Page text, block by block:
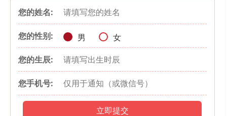
二、属鼠人2023年财富运势
属鼠人今年财运平平，因流年缺少与财运有关的吉星拱照，所以
无论在正财上还是偏财上都没有看到爆发的迹象。属鼠人今年是多劳
外快。若遇到意外变故，还会蒙受金钱和时间上的双重损失，要做好
偏财方面劳而无功的心理准备。
正财方面，依靠主业的工资收入还是能保持稳定，如果你是属于
您的姓名:
您的性别: 男
女
您的生辰:
您手机号:
立即提交